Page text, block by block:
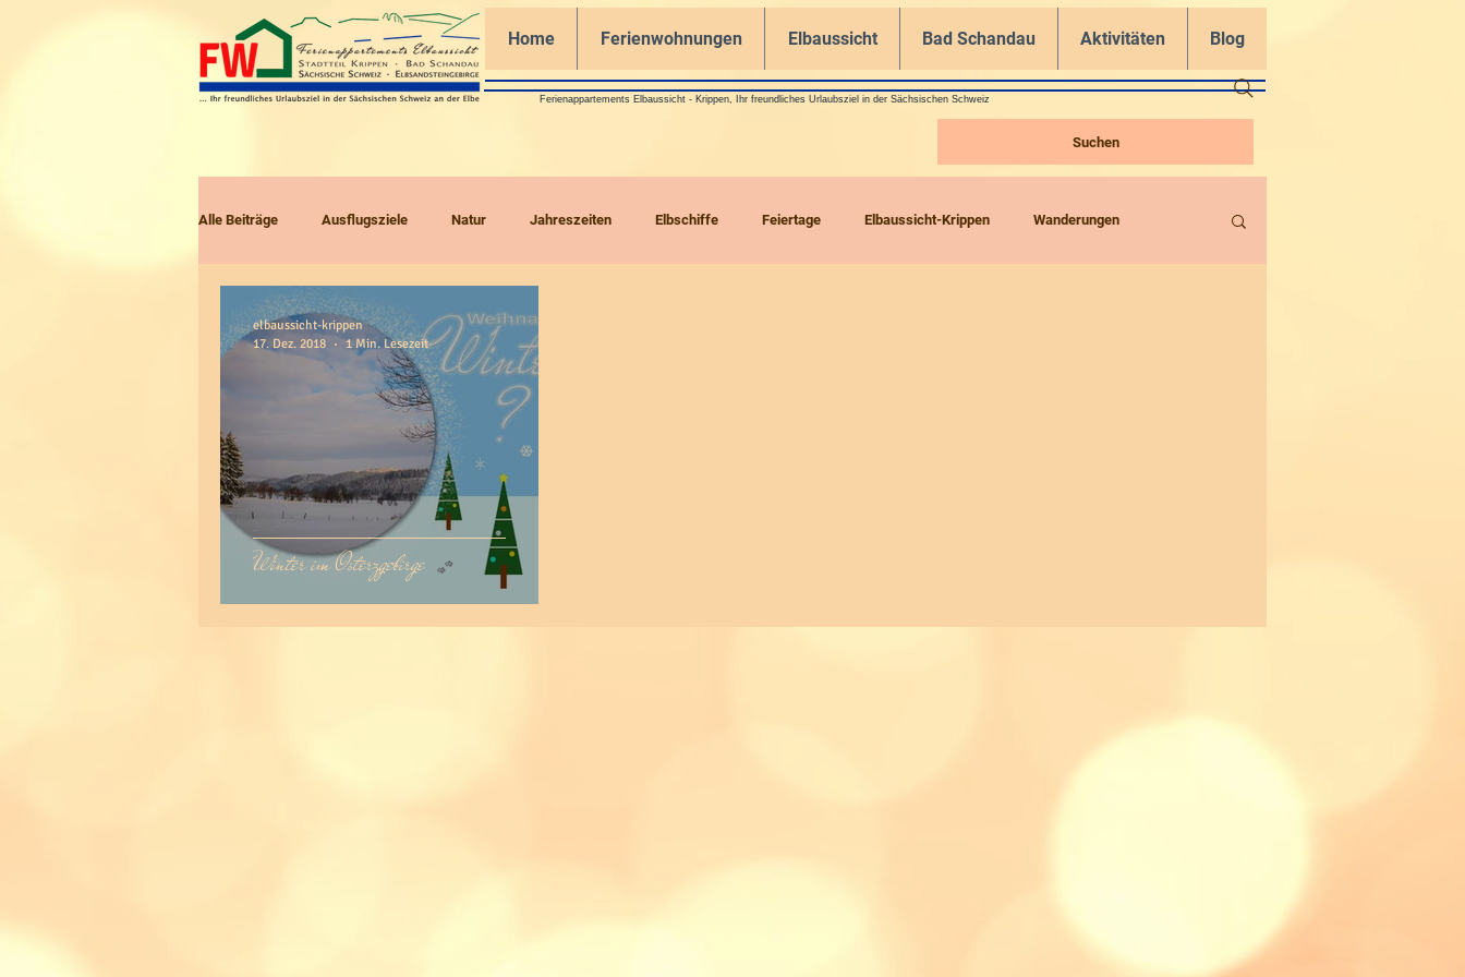
Home Ferienwohnungen Elbaussicht Bad Schandau Aktivitäten Blog
Ferienappartements Elbaussicht - Krippen, Ihr freundliches Urlaubsziel in der Sächsischen Schweiz
Suchen
Alle Beiträge Ausflugsziele Natur Jahreszeiten Elbschiffe Feiertage Elbaussicht-Krippen Wanderungen
Radtouren Touren mit Kindern
Winter im Osterzgebirge
elbaussicht-krippen
17. Dez. 2018
1 Min. Lesezeit